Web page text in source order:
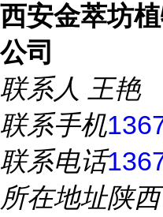
西安金萃坊
公司
联系人 王艳
联系手机
联系电话
所在地址陕